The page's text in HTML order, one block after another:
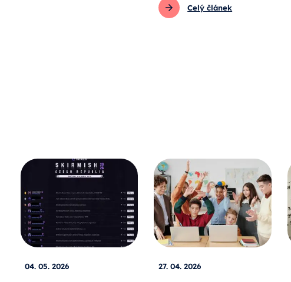
Celý článek
04. 05. 2026 27. 04. 2026